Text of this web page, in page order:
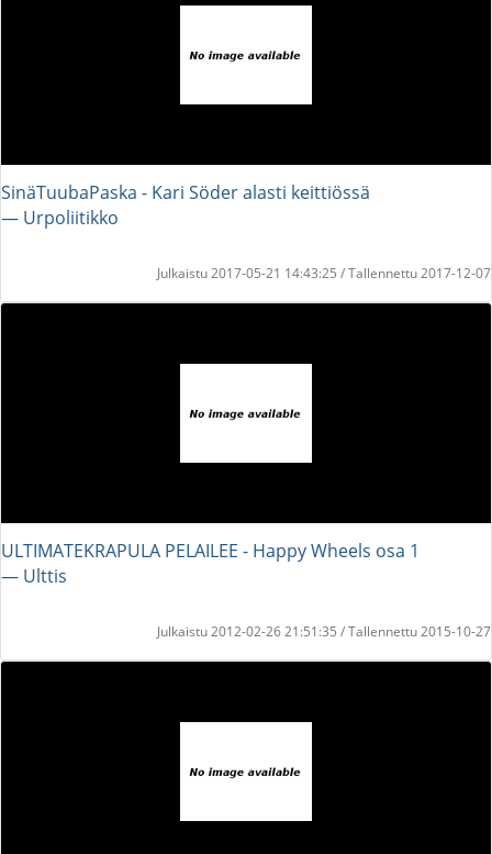
SinäTuubaPaska - Kari Söder alasti keittiössä
― Urpoliitikko
Julkaistu 2017-05-21 14:43:25 / Tallennettu 2017-12-07
ULTIMATEKRAPULA PELAILEE - Happy Wheels osa 1
― Ulttis
Julkaistu 2012-02-26 21:51:35 / Tallennettu 2015-10-27